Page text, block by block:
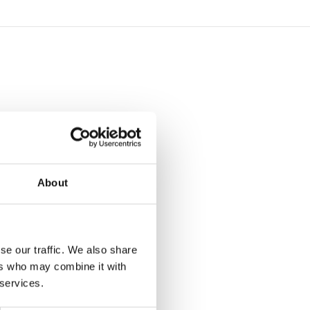
About
our traffic. We also share
who may combine it with